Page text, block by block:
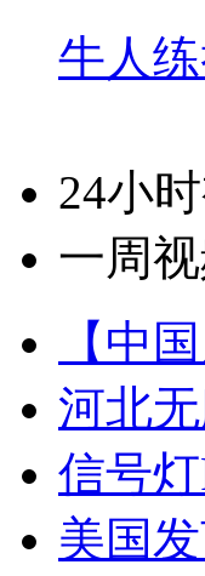
牛人
24小
一周
【中
河北
信号
美国